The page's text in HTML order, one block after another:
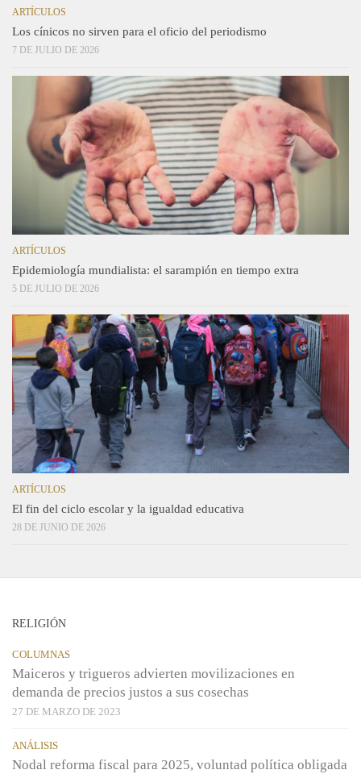
ARTÍCULOS
Los cínicos no sirven para el oficio del periodismo
7 DE JULIO DE 2026
ARTÍCULOS
Epidemiología mundialista: el sarampión en tiempo extra
5 DE JULIO DE 2026
ARTÍCULOS
El fin del ciclo escolar y la igualdad educativa
28 DE JUNIO DE 2026
RELIGIÓN
COLUMNAS
Maiceros y trigueros advierten movilizaciones en
demanda de precios justos a sus cosechas
27 DE MARZO DE 2023
ANÁLISIS
Nodal reforma fiscal para 2025, voluntad política obligada